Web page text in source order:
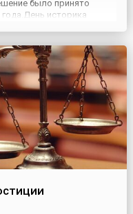
было принято
историка